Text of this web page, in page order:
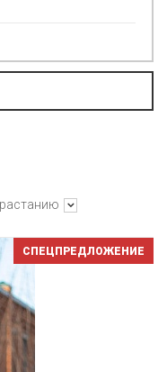
СПЕЦПРЕДЛОЖЕНИЕ